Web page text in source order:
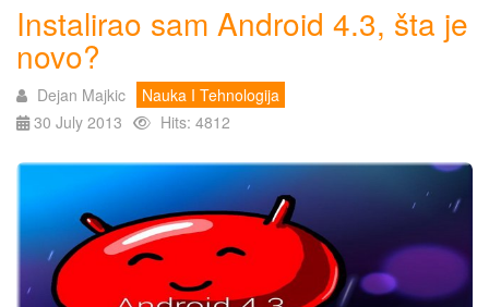
Instalirao sam Android 4.3, šta je
novo?
Dejan Majkic
Nauka I Tehnologija
30 July 2013
Hits: 4812